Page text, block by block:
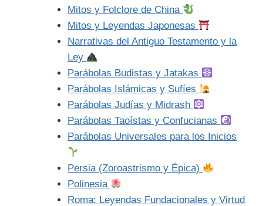
Mitos y Folclore de China
Mitos y Leyendas Japonesas
Narrativas del Antiguo Testamento y la
Ley
Parábolas Budistas y Jatakas
Parábolas Islámicas y Sufíes
Parábolas Judías y Midrash
Parábolas Taoístas y Confucianas
Parábolas Universales para los Inicios
Persia (Zoroastrismo y Épica)
Polinesia
Roma: Leyendas Fundacionales y Virtud